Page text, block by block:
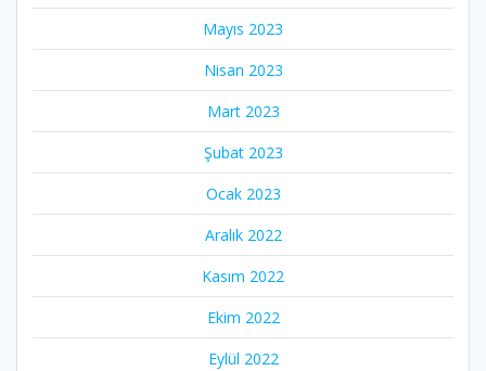
Mayıs 2023
Nisan 2023
Mart 2023
Şubat 2023
Ocak 2023
Aralık 2022
Kasım 2022
Ekim 2022
Eylül 2022